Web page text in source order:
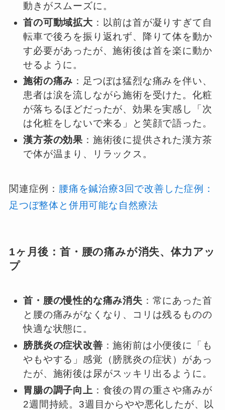
動きがスムーズに。
首の可動域拡大 ：以前は首が凝りすぎて自
転車で後ろを振り返れず、降りて体を動か
す必要があったが、施術後は首を楽に動か
せるように。
施術の痛み ：足つぼは猛烈な痛みを伴い、
患者は涙を流しながら施術を受けた。化粧
が落ちるほどだったが、効果を実感し「次
は化粧をしないで来る」と笑顔で語った。
漢方茶の効果 ：施術後に提供された漢方茶
で体が温まり、リラックス。
関連症例： 腰痛を鍼治療3回で改善した症例：
足つぼ整体と併用可能な自然療法
1ヶ月後：首・腰の痛みが消失、体力アッ
プ
首・腰の慢性的な痛み消失 ：常にあった首
と腰の痛みがなくなり、コリは残るものの
快適な状態に。
膀胱炎の症状改善 ：施術前は小便後に「も
やもやする」感覚（膀胱炎の症状）があっ
たが、施術後は尿がスッキリ出るように。
胃腸の調子向上 ：食後の胃の重さや痛みが
2週間持続。3週目からやや悪化したが、以